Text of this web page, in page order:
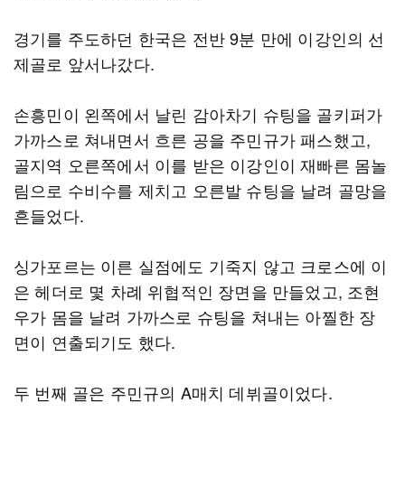
경기를 주도하던 한국은 전반 9분 만에 이강인의 선
제골로 앞서나갔다.
손흥민이 왼쪽에서 날린 감아차기 슈팅을 골키퍼가
가까스로 쳐내면서 흐른 공을 주민규가 패스했고,
골지역 오른쪽에서 이를 받은 이강인이 재빠른 몸놀
림으로 수비수를 제치고 오른발 슈팅을 날려 골망을
흔들었다.
싱가포르는 이른 실점에도 기죽지 않고 크로스에 이
은 헤더로 몇 차례 위협적인 장면을 만들었고, 조현
우가 몸을 날려 가까스로 슈팅을 쳐내는 아찔한 장
면이 연출되기도 했다.
두 번째 골은 주민규의 A매치 데뷔골이었다.